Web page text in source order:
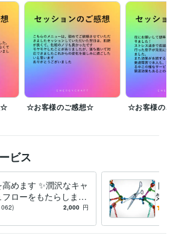
ご依頼をいただいており、セッション開始時間
せん。
りした時点から《180分間》がセッション時
気がついた段階で順次スケジュールを組ませて
ないセッションでも、ご希望やご相談内容に応
家族・ご親戚・ご友人の代理申し込みも可能で
守護にも、ぜひご利用ください＼(^^)／
☆ ☆お客様のご感想☆ ☆お客様のご
ビス
めます ✨潤沢なキャ
フローをもたらします
2,000 円
ト
気に
の関